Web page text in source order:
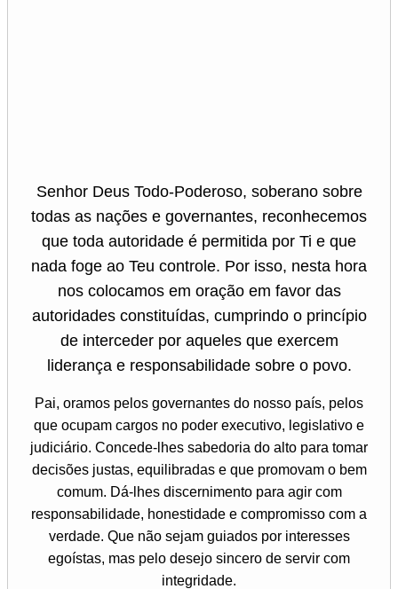
Senhor Deus Todo-Poderoso, soberano sobre
todas as nações e governantes, reconhecemos
que toda autoridade é permitida por Ti e que
nada foge ao Teu controle. Por isso, nesta hora
nos colocamos em oração em favor das
autoridades constituídas, cumprindo o princípio
de interceder por aqueles que exercem
liderança e responsabilidade sobre o povo.
Pai, oramos pelos governantes do nosso país, pelos
que ocupam cargos no poder executivo, legislativo e
judiciário. Concede-lhes sabedoria do alto para tomar
decisões justas, equilibradas e que promovam o bem
comum. Dá-lhes discernimento para agir com
responsabilidade, honestidade e compromisso com a
verdade. Que não sejam guiados por interesses
egoístas, mas pelo desejo sincero de servir com
integridade.